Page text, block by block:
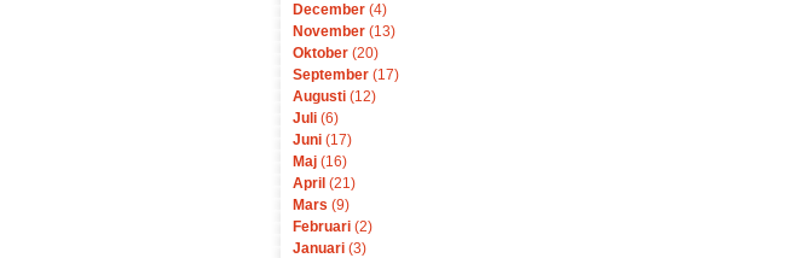
December (4)
November (13)
Oktober (20)
September (17)
Augusti (12)
Juli (6)
Juni (17)
Maj (16)
April (21)
Mars (9)
Februari (2)
Januari (3)